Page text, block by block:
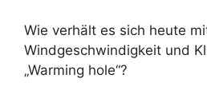
Wie verhält es sich heute
Windgeschwindigkeit und
„Warming hole“?